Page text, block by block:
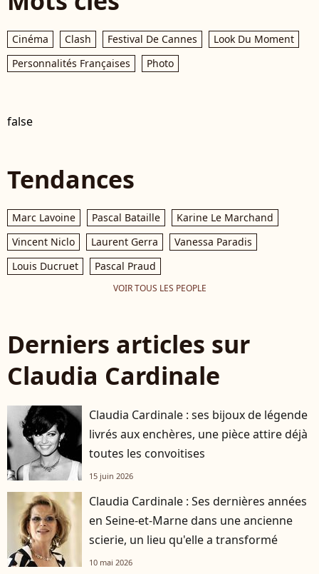
Cinéma Clash Festival De Cannes
Look Du Moment
Personnalités Françaises
Photo
false
Tendances
Marc Lavoine Pascal Bataille
Karine Le Marchand
Vincent Niclo
Laurent Gerra
Vanessa Paradis
Louis Ducruet
Pascal Praud
VOIR TOUS LES PEOPLE
Derniers articles sur
Claudia Cardinale
Claudia Cardinale : ses bijoux de légende
livrés aux enchères, une pièce attire déjà
toutes les convoitises
15 juin 2026
Claudia Cardinale : Ses dernières années
en Seine-et-Marne dans une ancienne
scierie, un lieu qu'elle a transformé
10 mai 2026